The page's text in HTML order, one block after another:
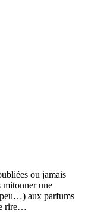
ou jamais
mitonner une
aux parfums
rire…